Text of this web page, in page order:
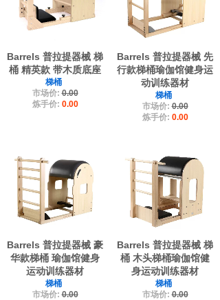
Barrels 普拉提器械 梯
桶 精英款 带木质底座
梯桶
市场价:0.00
炼手价: 0.00
Barrels 普拉提器械 先
行款梯桶瑜伽馆健身运
动训练器材
梯桶
市场价:0.00
炼手价: 0.00
Barrels 普拉提器械 豪
华款梯桶 瑜伽馆健身
运动训练器材
梯桶
市场价:0.00
Barrels 普拉提器械 梯
桶 木头梯桶瑜伽馆健
身运动训练器材
梯桶
市场价:0.00